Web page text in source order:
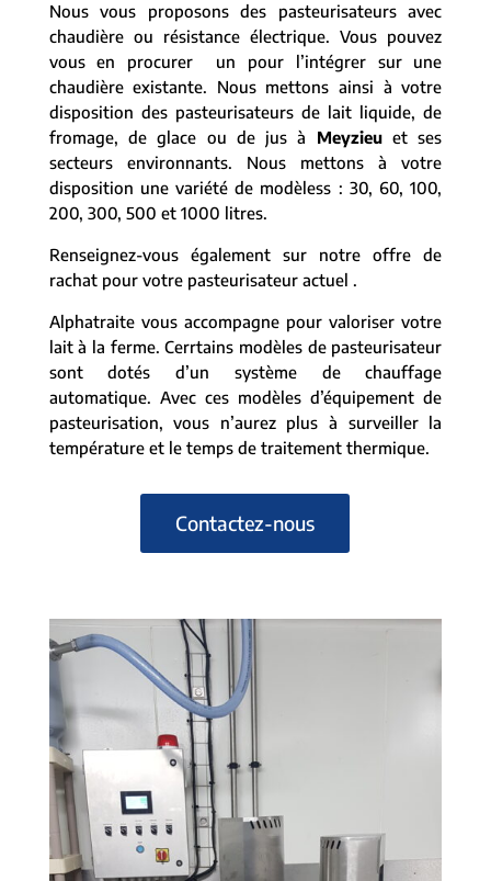
Nous vous proposons des pasteurisateurs avec
chaudière ou résistance électrique. Vous pouvez
vous en procurer un pour l’intégrer sur une
chaudière existante. Nous mettons ainsi à votre
disposition des pasteurisateurs de lait liquide, de
fromage, de glace ou de jus à Meyzieuet ses
secteurs environnants. Nous mettons à votre
disposition une variété de modèless : 30, 60, 100,
200, 300, 500 et 1000 litres.
Renseignez-vous également sur notre offre de
rachat pour votre pasteurisateur actuel .
Alphatraite vous accompagne pour valoriser votre
lait à la ferme. Cerrtains modèles de pasteurisateur
sont dotés d’un système de chauffage
automatique. Avec ces modèles d’équipement de
pasteurisation, vous n’aurez plus à surveiller la
température et le temps de traitement thermique.
Contactez-nous